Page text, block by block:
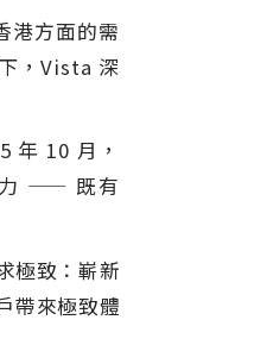
港方面的需
，Vista 深
年 10 月，
力 —— 既有
極致：嶄新
帶來極致體